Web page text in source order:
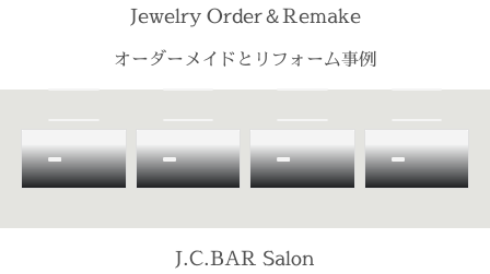
Jewelry Order＆Remake
オーダーメイドとリフォーム事例
J.C.BAR Salon